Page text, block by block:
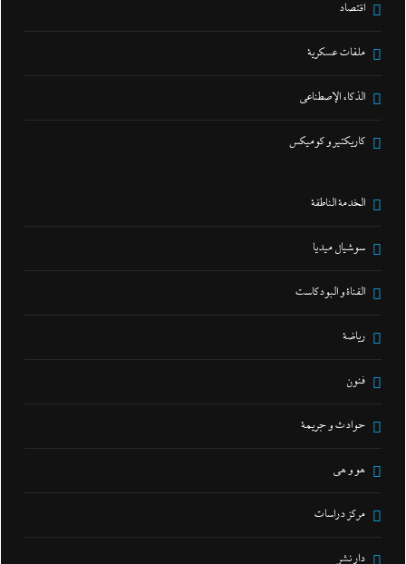
اقتصاد
ملفات عسكرية
الذكاء الإصطناعي
كاريكتير و كوميكس
الخدمة الناطقة
سوشيال ميديا
القناة و البودكاست
رياضة
فنون
حوادث و جريمة
هو و هي
مركز دراسات
دار نشر